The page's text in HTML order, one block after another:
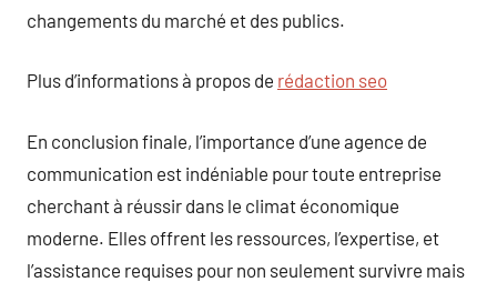
changements du marché et des publics.
Plus d’informations à propos de rédaction seo
En conclusion finale, l’importance d’une agence de
communication est indéniable pour toute entreprise
cherchant à réussir dans le climat économique
moderne. Elles offrent les ressources, l’expertise, et
l’assistance requises pour non seulement survivre mais